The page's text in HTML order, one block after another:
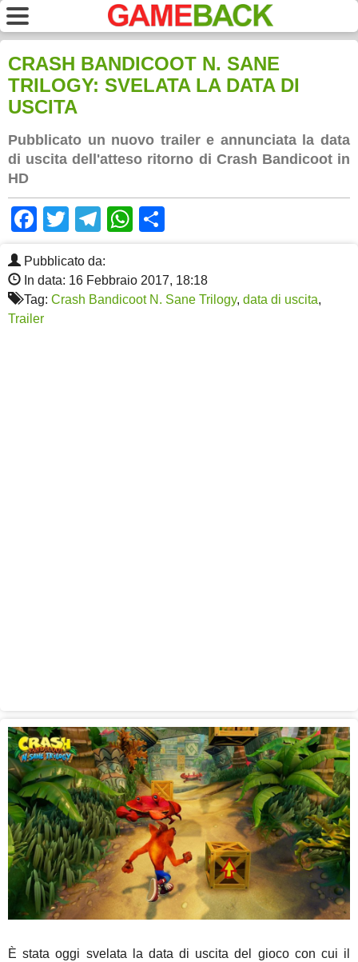
CRASH BANDICOOT N. SANE
TRILOGY: SVELATA LA DATA DI
USCITA
Pubblicato un nuovo trailer e annunciata la data
di uscita dell'atteso ritorno di Crash Bandicoot in
HD
Facebook
TwitterTelegram
WhatsApp
Pubblicato da:
In data: 16 Febbraio 2017, 18:18
Tag: Crash Bandicoot N. Sane Trilogy, data di uscita,
Trailer
È stata oggi svelata la data di uscita del gioco con cui il